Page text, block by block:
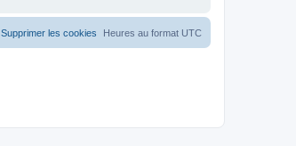
Heures au format UTC
Supprimer les cookies